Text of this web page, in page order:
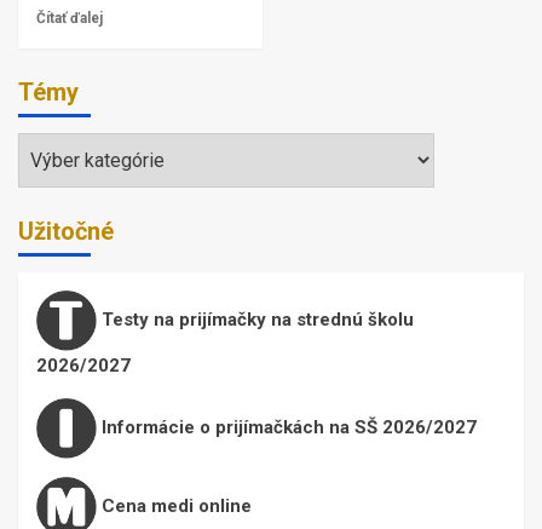
Čítať ďalej
Témy
Témy
Užitočné
Testy na prijímačky na strednú školu
2026/2027
Informácie o prijímačkách na SŠ 2026/2027
Cena medi online